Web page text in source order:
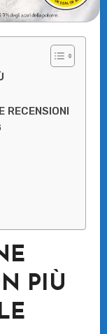
RECENSIONI
PIÙ